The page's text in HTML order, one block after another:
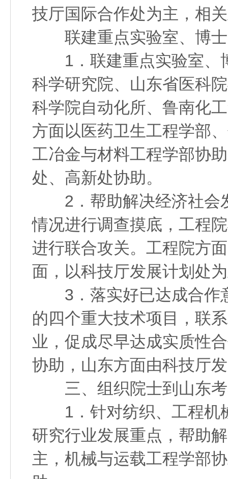
技厅国际合作处为主，相
联建重点实验室、博士
1．联建重点实验室、
科学研究院、山东省医科
科学院自动化所、鲁南化
方面以医药卫生工程学部
工冶金与材料工程学部协
处、高新处协助。
2．帮助解决经济社会
情况进行调查摸底，工程
进行联合攻关。工程院方
面，以科技厅发展计划处
3．落实好已达成合作
的四个重大技术项目，联
业，促成尽早达成实质性
协助，山东方面由科技厅
三、组织院士到山东考
1．针对纺织、工程机
研究行业发展重点，帮助
主，机械与运载工程学部